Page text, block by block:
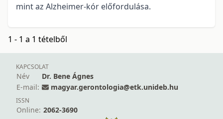
mint az Alzheimer-kór előfordulása.
1 - 1 a 1 tételből
KAPCSOLAT
Név
Dr. Bene Ágnes
E-mail:
magyar.gerontologia@etk.unideb.hu
ISSN
Online: 2062-3690